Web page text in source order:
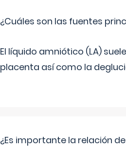
¿Cuáles son las fuentes
El líquido amniótico (LA)
placenta así como la
¿Es importante la relación